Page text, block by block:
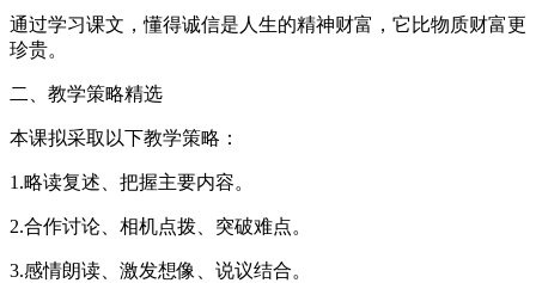
通过学习课文，懂得诚信是人生的精神财富，它比物质财富更
珍贵。
二、教学策略精选
本课拟采取以下教学策略：
1.略读复述、把握主要内容。
2.合作讨论、相机点拨、突破难点。
3.感情朗读、激发想像、说议结合。